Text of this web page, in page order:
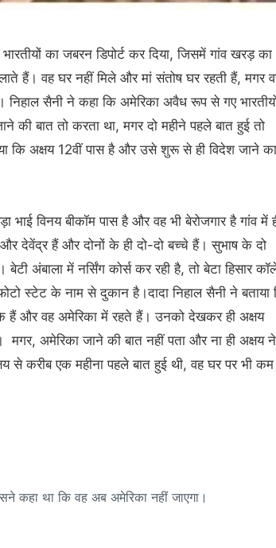
का जबरन डिपोर्ट कर दिया, जिसमें गांव खरड़ का
हैं। वह घर नहीं मिले और मां संतोष घर रहती हैं, मगर
निहाल सैनी ने कहा कि अमेरिका अवैध रूप से गए
की बात तो करता था, मगर दो महीने पहले बात हुई तो
कि अक्षय 12वीं पास है और उसे शुरू से ही विदेश जाने का
भाई विनय बीकॉम पास है और वह भी बेरोजगार है गांव में
देवेंद्र हैं और दोनों के ही दो-दो बच्चे हैं। सुभाष के दो
अंबाला में नर्सिंग कोर्स कर रही है, तो बेटा हिसार
स्टेट के नाम से दुकान है।दादा निहाल सैनी ने बताया
और वह अमेरिका में रहते हैं। उनको देखकर ही अक्षय
अमेरिका जाने की बात नहीं पता और ना ही अक्षय ने
से करीब एक महीना पहले बात हुई थी, वह घर पर भी कम
कहा था कि वह अब अमेरिका नहीं जाएगा।